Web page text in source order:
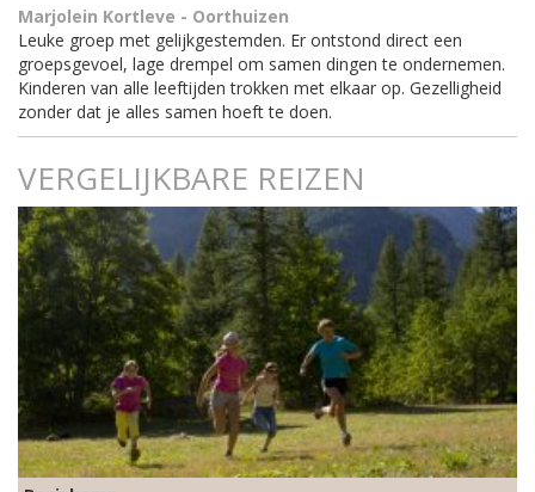
Marjolein Kortleve - Oorthuizen
Leuke groep met gelijkgestemden. Er ontstond direct een
groepsgevoel, lage drempel om samen dingen te ondernemen.
Kinderen van alle leeftijden trokken met elkaar op. Gezelligheid
zonder dat je alles samen hoeft te doen.
VERGELIJKBARE REIZEN